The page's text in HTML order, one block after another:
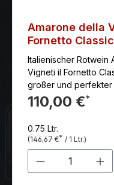
Amarone della
Fornetto
Italienischer Rotwein
Vigneti il Fornetto
großer und perfekter
110,00 €*
0.75 Ltr.
(146,67 €* / 1 Ltr.)
Produkt